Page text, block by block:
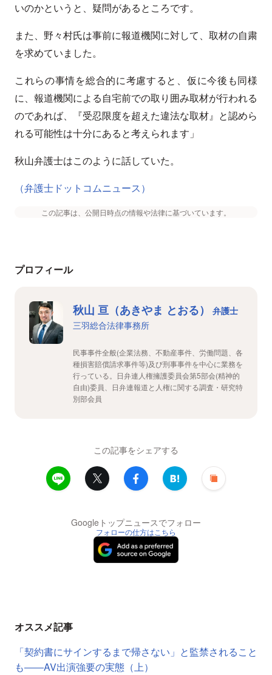
いのかというと、疑問があるところです。
また、野々村氏は事前に報道機関に対して、取材の自粛
を求めていました。
これらの事情を総合的に考慮すると、仮に今後も同様
に、報道機関による自宅前での取り囲み取材が行われる
のであれば、『受忍限度を超えた違法な取材』と認めら
れる可能性は十分にあると考えられます」
秋山弁護士はこのように話していた。
（弁護士ドットコムニュース）
この記事は、公開日時点の情報や法律に基づいています。
プロフィール
秋山 亘（あきやま とおる）
弁護士
三羽総合法律事務所
民事事件全般(企業法務、不動産事件、労働問題、各
種損害賠償請求事件等)及び刑事事件を中心に業務を
行っている。日弁連人権擁護委員会第5部会(精神的
自由)委員、日弁連報道と人権に関する調査・研究特
別部会員
この記事をシェアする
Googleトップニュースでフォロー
フォローの仕方はこちら
オススメ記事
「契約書にサインするまで帰さない」と監禁されること
も――AV出演強要の実態（上）